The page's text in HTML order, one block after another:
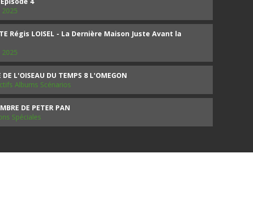
Régis LOISEL - La Dernière Maison Juste Avant la
L'OISEAU DU TEMPS 8 L'OMEGON
Albums Scénarios
DE PETER PAN
Spéciales